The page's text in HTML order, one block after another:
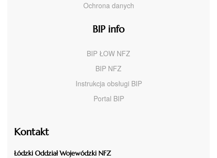
Ochrona danych
BIP info
BIP ŁOW NFZ
BIP NFZ
Instrukcja obsługi BIP
Portal BIP
Kontakt
Łódzki Oddział Wojewódzki NFZ